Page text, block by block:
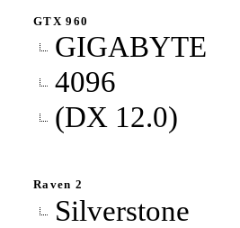
GTX 960
GIGABYTE
4096
(DX 12.0)
Raven 2
Silverstone